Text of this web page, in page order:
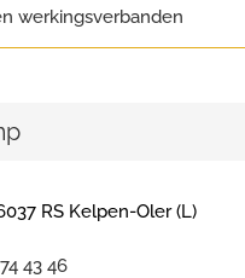
werkingsverbanden
RS Kelpen-Oler (L)
43 46